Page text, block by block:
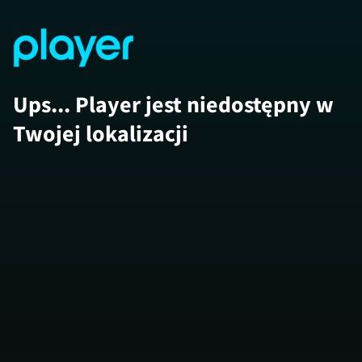
Ups... Player jest niedostępny w
Twojej lokalizacji